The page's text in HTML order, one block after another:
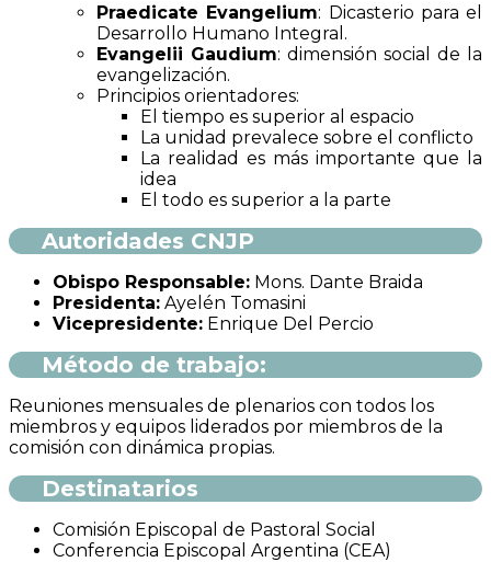
Praedicate Evangelium: Dicasterio para el
Desarrollo Humano Integral.
Evangelii Gaudium: dimensión social de la
evangelización.
Principios orientadores:
El tiempo es superior al espacio
La unidad prevalece sobre el conflicto
La realidad es más importante que la
idea
El todo es superior a la parte
Autoridades CNJP
Obispo Responsable: Mons. Dante Braida
Presidenta: Ayelén Tomasini
Vicepresidente: Enrique Del Percio
Método de trabajo:
Reuniones mensuales de plenarios con todos los
miembros y equipos liderados por miembros de la
comisión con dinámica propias.
Destinatarios
Comisión Episcopal de Pastoral Social
Conferencia Episcopal Argentina (CEA)